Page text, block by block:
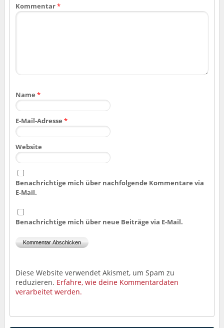
Kommentar*
Name *
E-Mail-Adresse *
Website
Benachrichtige mich über nachfolgende Kommentare via
E-Mail.
Benachrichtige mich über neue Beiträge via E-Mail.
Diese Website verwendet Akismet, um Spam zu
reduzieren. Erfahre, wie deine Kommentardaten
verarbeitet werden.